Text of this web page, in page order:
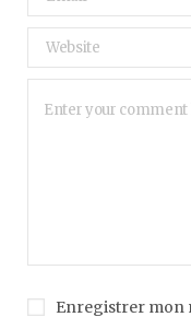
Enregistrer mon